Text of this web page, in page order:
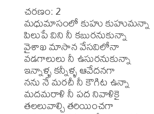
చరణం: 2
మధుమాసంలో కుహు కుహుమన్నా
పిలుపే విని నీ కబురనుకున్నా
వైశాఖ మాసాన వేసవిలోనా
వడగాలులు నీ ఉసురనుకున్నా
ఇన్నాళ్ళ కన్నీళ్ళ ఆవేదనగా
నను నే మరచీ నీ కౌగిట ఉన్నా
మదమరాళి నీ పద నివాళికై
తలలువాల్చి తరియించగా